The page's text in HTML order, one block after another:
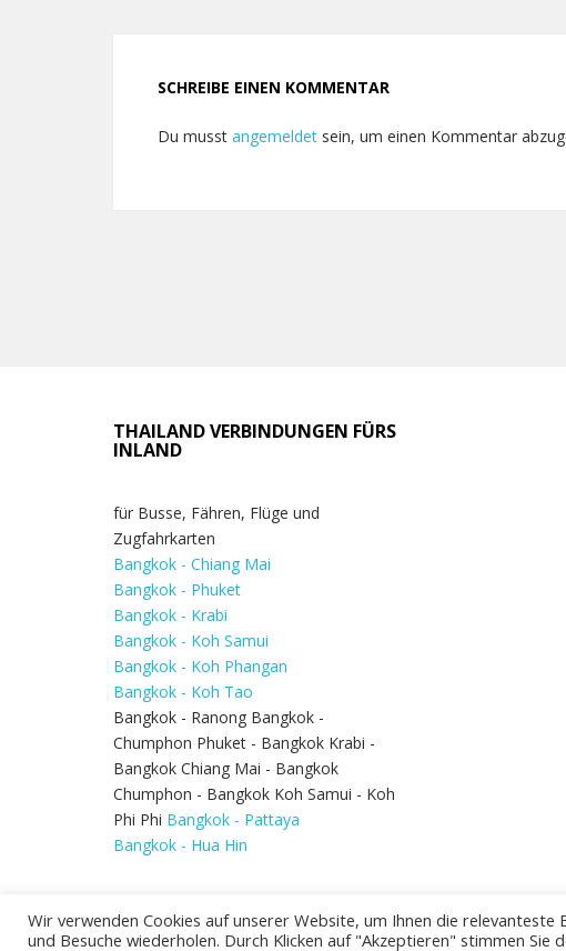
SCHREIBE EINEN KOMMENTAR
Du musst angemeldet sein, um einen Kommentar
THAILAND VERBINDUNGEN FÜRS
INLAND
für Busse, Fähren, Flüge und
Zugfahrkarten
Bangkok - Chiang Mai
Bangkok - Phuket
Bangkok - Krabi
Bangkok - Koh Samui
Bangkok - Koh Phangan
Bangkok - Koh Tao
Bangkok - Ranong Bangkok -
Chumphon Phuket - Bangkok Krabi -
Bangkok Chiang Mai - Bangkok
Chumphon - Bangkok Koh Samui - Koh
Phi Phi Bangkok - Pattaya
Bangkok - Hua Hin
Wir verwenden Cookies auf unserer Website, um Ihnen die
und Besuche wiederholen. Durch Klicken auf "Akzeptieren" stimmen Sie